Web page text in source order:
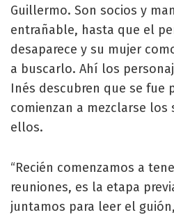
Guillermo. Son socios y
entrañable, hasta que el
desaparece y su mujer
a buscarlo. Ahí los
Inés descubren que se fue
comienzan a mezclarse
ellos.
“Recién comenzamos a
reuniones, es la etapa
juntamos para leer el